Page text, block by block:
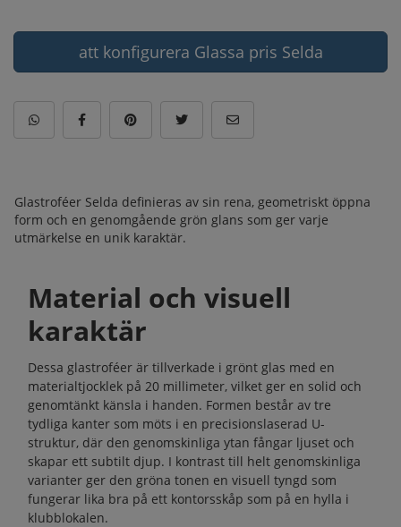
att konfigurera Glassa pris Selda
Glastroféer Selda definieras av sin rena, geometriskt öppna
form och en genomgående grön glans som ger varje
utmärkelse en unik karaktär.
Material och visuell
karaktär
Dessa glastroféer är tillverkade i grönt glas med en
materialtjocklek på 20 millimeter, vilket ger en solid och
genomtänkt känsla i handen. Formen består av tre
tydliga kanter som möts i en precisionslaserad U-
struktur, där den genomskinliga ytan fångar ljuset och
skapar ett subtilt djup. I kontrast till helt genomskinliga
varianter ger den gröna tonen en visuell tyngd som
fungerar lika bra på ett kontorsskåp som på en hylla i
klubblokalen.